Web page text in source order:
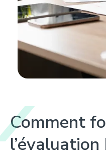
Comment
l’évaluation